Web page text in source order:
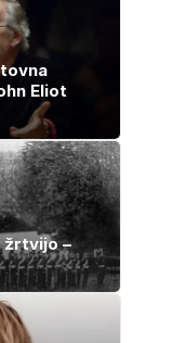
Eliot
žrtvijo –